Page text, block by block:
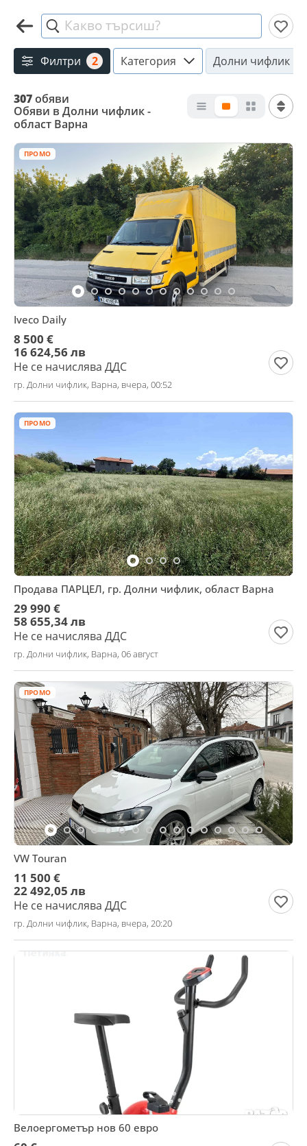
Какво търсиш?
Филтри 2 Категория Долни чифлик
307обяви
Обяви в Долни чифлик -
област Варна
ПРОМО
Iveco Daily
8 500 €
16 624,56 лв
Не се начислява ДДС
гр. Долни чифлик, Варна, вчера, 00:52
ПРОМО
Продава ПАРЦЕЛ, гр. Долни чифлик, област Варна
29 990 €
58 655,34 лв
Не се начислява ДДС
гр. Долни чифлик, Варна, 06 август
ПРОМО
VW Touran
11 500 €
22 492,05 лв
Не се начислява ДДС
гр. Долни чифлик, Варна, вчера, 20:20
Велоергометър нов 60 евро